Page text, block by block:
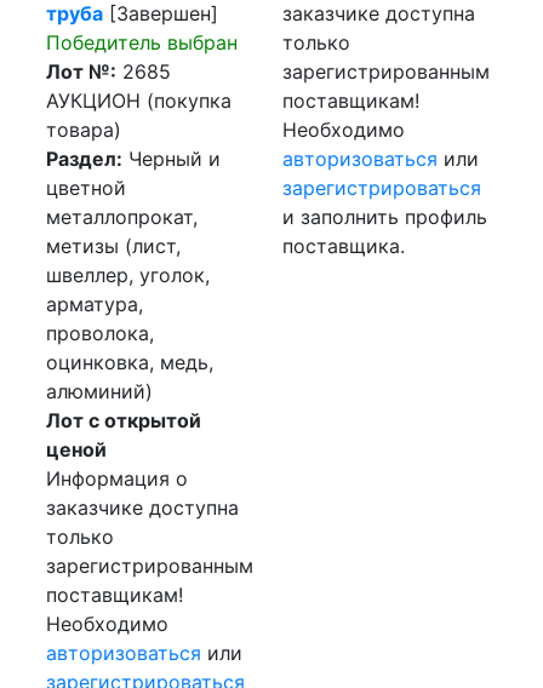
труба [Завершен]
Победитель выбран
Лот №: 2685
АУКЦИОН (покупка
товара)
Раздел: Черный и
цветной
металлопрокат,
метизы (лист,
швеллер, уголок,
арматура,
проволока,
оцинковка, медь,
алюминий)
Лот с открытой
ценой
Информация о
заказчике доступна
только
зарегистрированным
поставщикам!
Необходимо
авторизоваться или
зарегистрироваться
заказчике доступна
только
зарегистрированным
поставщикам!
Необходимо
авторизоваться или
зарегистрироваться
и заполнить профиль
поставщика.